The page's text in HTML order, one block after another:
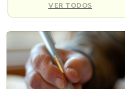
VER TODOS